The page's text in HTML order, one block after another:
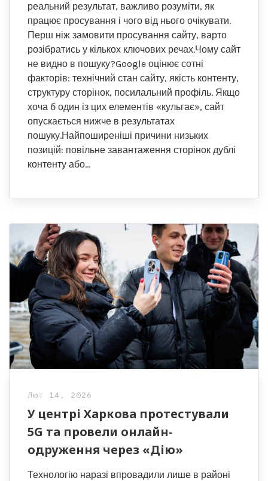
реальний результат, важливо розуміти, як
працює просування і чого від нього очікувати.
Перш ніж замовити просування сайту, варто
розібратись у кількох ключових речах.Чому сайт
не видно в пошуку?Google оцінює сотні
факторів: технічний стан сайту, якість контенту,
структуру сторінок, посилальний профіль. Якщо
хоча б один із цих елементів «кульгає», сайт
опускається нижче в результатах
пошуку.Найпоширеніші причини низьких
позицій: повільне завантаження сторінок дублі
контенту або…
Лют 14, 2026
У центрі Харкова протестували
5G та провели онлайн-
одруження через «Дію»
Технологію наразі впровадили лише в районі